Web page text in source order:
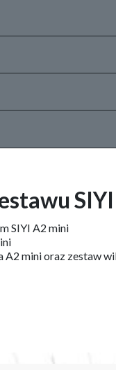
SIYI A2 mini
A2 mini oraz zestaw